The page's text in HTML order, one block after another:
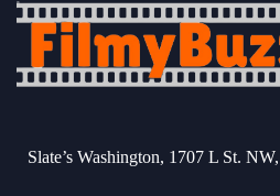
Slate’s Washington, 1707 L St.